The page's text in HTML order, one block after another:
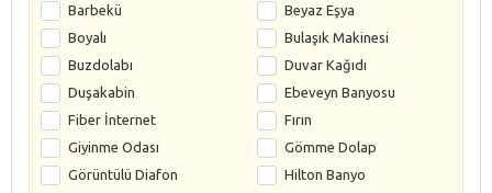
Barbekü
Beyaz Eşya
Boyalı
Bulaşık Makinesi
Buzdolabı
Duvar Kağıdı
Duşakabin
Ebeveyn Banyosu
Fiber İnternet
Fırın
Giyinme Odası
Gömme Dolap
Görüntülü Diafon
Hilton Banyo